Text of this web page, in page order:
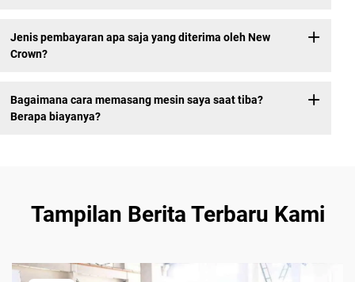
Jenis pembayaran apa saja yang diterima oleh New
Crown?
Bagaimana cara memasang mesin saya saat tiba?
Berapa biayanya?
Tampilan Berita Terbaru Kami